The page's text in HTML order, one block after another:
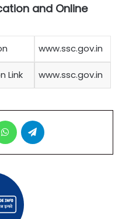
and Online
www.ssc.gov.in
Link www.ssc.gov.in
WhatsApp